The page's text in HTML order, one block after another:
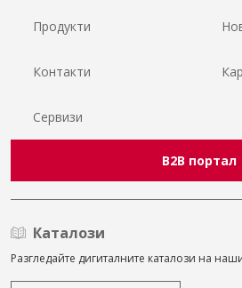
Продукти
Контакти
Сервизи
B2B портал
Каталози
Разгледайте дигиталните каталози на